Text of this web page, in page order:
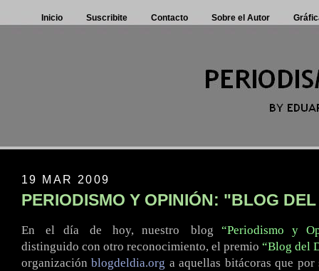
Inicio Suscribite Contacto Sobre el Autor
19 MAR 2009
PERIODISMO Y OPINIÓN: "BLOG
En el día. de hoy, nuestro blog “Periodismo y
distinguido con otro reconocimiento, el premio “Blog del
organización blogdeldia.org a aquellas bitácoras que